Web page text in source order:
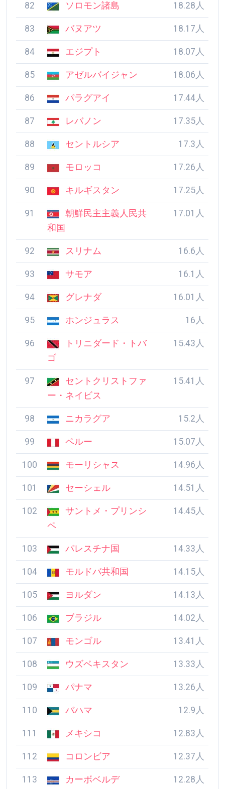
82 ソロモン諸島 18.28人
83 バヌアツ 18.17人
84 エジプト 18.07人
85 アゼルバイジャン 18.06人
86 パラグアイ 17.44人
87 レバノン 17.35人
88 セントルシア 17.3人
89 モロッコ 17.26人
90 キルギスタン 17.25人
91
朝鮮民主主義人民共
和国
17.01人
92 スリナム 16.6人
93 サモア 16.1人
94 グレナダ 16.01人
95 ホンジュラス 16人
96
トリニダード・トバ
ゴ
15.43人
97
セントクリストファ
ー・ネイビス
15.41人
98 ニカラグア 15.2人
99 ペルー 15.07人
100 モーリシャス 14.96人
101 セーシェル 14.51人
102
サントメ・プリンシ
ペ
14.45人
103 パレスチナ国 14.33人
104 モルドバ共和国 14.15人
105 ヨルダン 14.13人
106 ブラジル 14.02人
107 モンゴル 13.41人
108 ウズベキスタン 13.33人
109 パナマ 13.26人
110 バハマ 12.9人
111 メキシコ 12.83人
112 コロンビア 12.37人
113 カーボベルデ 12.28人